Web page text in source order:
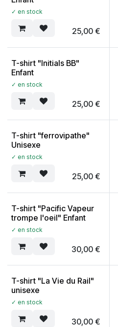
✓ en stock
25,00€
T-shirt "Initials BB"
Enfant
✓ en stock
25,00€
T-shirt "ferrovipathe"
Unisexe
✓ en stock
25,00€
T-shirt "Pacific Vapeur
trompe l'oeil" Enfant
✓ en stock
30,00€
T-shirt "La Vie du Rail"
unisexe
✓ en stock
30,00€